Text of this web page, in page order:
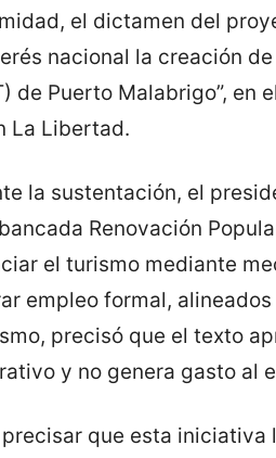
el dictamen del
nacional la creación
de Puerto Malabrigo”,
La Libertad.
la sustentación, el
Renovación
el turismo mediante
empleo formal,
precisó que el texto
y no genera gasto al
que esta